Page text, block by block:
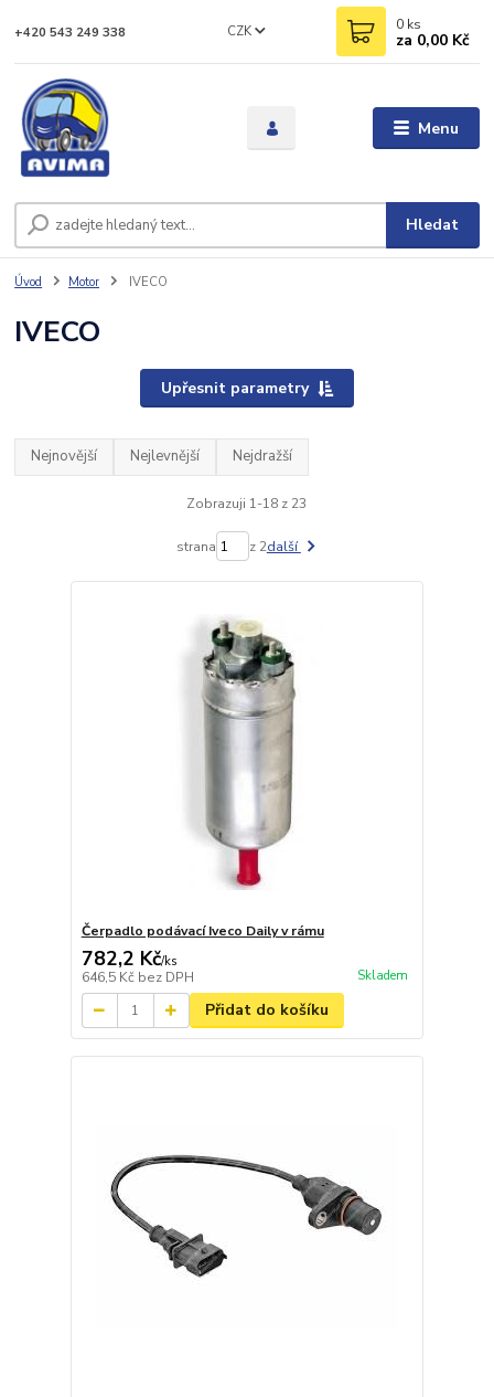
Menu
CZK
Hledat
+420 543 249 338 0 ks
za 0,00 Kč
Úvod Motor IVECO
IVECO
Upřesnit parametry
Nejnovější Nejlevnější Nejdražší
Zobrazuji 1-18 z 23
strana z 2další
Čerpadlo podávací Iveco Daily v rámu
782,2 Kč/ks
646,5 Kč bez DPH Skladem
Přidat do košíku